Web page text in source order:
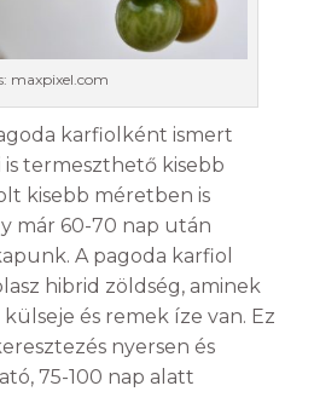
maxpixel.com
karfiolként ismert
termeszthető kisebb
kisebb méretben is
már 60-70 nap után
A pagoda karfiol
hibrid zöldség, aminek
és remek íze van. Ez
nyersen és
75-100 nap alatt